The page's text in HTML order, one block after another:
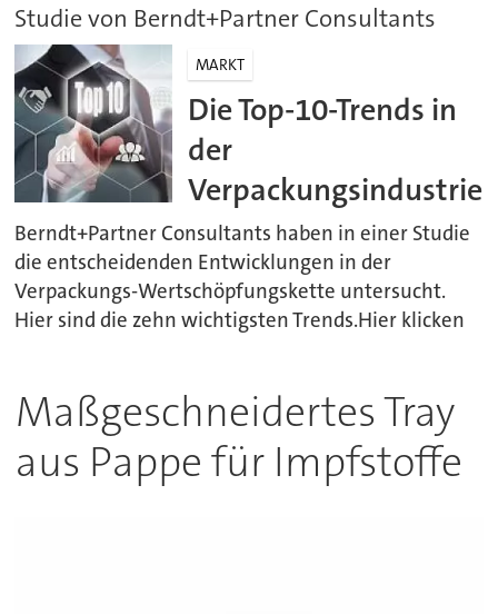
Studie von Berndt+Partner Consultants
MARKT
Die Top-10-Trends in
der
Verpackungsindustrie
Berndt+Partner Consultants haben in einer Studie
die entscheidenden Entwicklungen in der
Verpackungs-Wertschöpfungskette untersucht.
Hier sind die zehn wichtigsten Trends.Hier klicken
Maßgeschneidertes Tray
aus Pappe für Impfstoffe